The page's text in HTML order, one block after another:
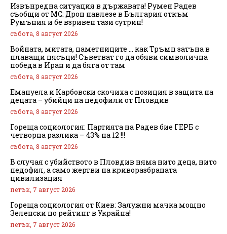
Извънредна ситуация в държавата! Румен Радев
съобщи от МС: Дрон навлезе в България откъм
Румъния и бе взривен тази сутрин!
събота, 8 август 2026
Войната, митата, паметниците … как Тръмп затъна в
плаващи пясъци! Съветват го да обяви символична
победа в Иран и да бяга от там
събота, 8 август 2026
Емануела и Карбовски скочиха с позиция в защита на
децата – убийци на педофили от Пловдив
събота, 8 август 2026
Гореща социология: Партията на Радев бие ГЕРБ с
четворна разлика – 43% на 12 !!!
събота, 8 август 2026
В случая с убийството в Пловдив няма нито деца, нито
педофил, а само жертви на криворазбраната
цивилизация
петък, 7 август 2026
Гореща социология от Киев: Залужни мачка мощно
Зеленски по рейтинг в Украйна!
петък, 7 август 2026